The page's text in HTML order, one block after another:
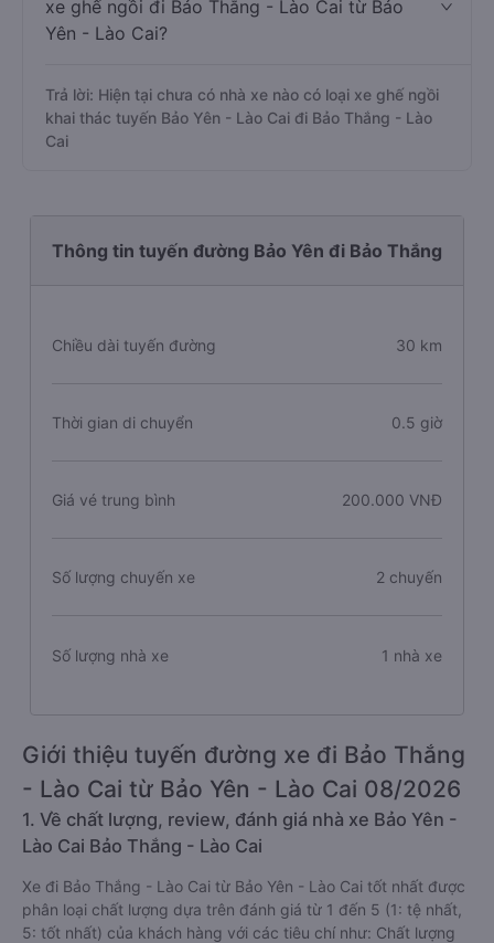
xe ghế ngồi đi Bảo Thắng - Lào Cai từ Bảo
Yên - Lào Cai?
Trả lời: Hiện tại chưa có nhà xe nào có loại xe ghế ngồi
khai thác tuyến Bảo Yên - Lào Cai đi Bảo Thắng - Lào
Cai
Thông tin tuyến đường Bảo Yên đi Bảo Thắng
Chiều dài tuyến đường 30 km
Thời gian di chuyển 0.5 giờ
Giá vé trung bình 200.000 VNĐ
Số lượng chuyến xe 2 chuyến
Số lượng nhà xe 1 nhà xe
Giới thiệu tuyến đường xe đi Bảo Thắng
- Lào Cai từ Bảo Yên - Lào Cai 08/2026
1. Về chất lượng, review, đánh giá nhà xe Bảo Yên -
Lào Cai Bảo Thắng - Lào Cai
Xe đi Bảo Thắng - Lào Cai từ Bảo Yên - Lào Cai tốt nhất được
phân loại chất lượng dựa trên đánh giá từ 1 đến 5 (1: tệ nhất,
5: tốt nhất) của khách hàng với các tiêu chí như: Chất lượng